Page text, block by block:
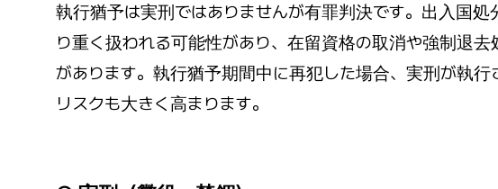
執行猶予は実刑ではありませんが有罪判決です。出入国処
り重く扱われる可能性があり、在留資格の取消や強制退
があります。執行猶予期間中に再犯した場合、実刑が執行
リスクも大きく高まります。